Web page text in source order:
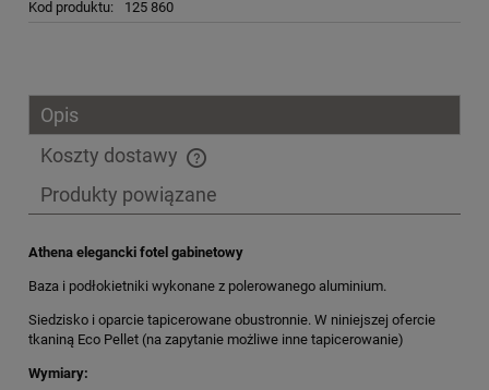
Kod produktu:
125 860
Opis
Koszty dostawy
Cena nie zawiera ewentualnych kosztów płatności
Produkty powiązane
Athena elegancki fotel gabinetowy
Baza i podłokietniki wykonane z polerowanego aluminium.
Siedzisko i oparcie tapicerowane obustronnie. W niniejszej ofercie
tkaniną Eco Pellet (na zapytanie możliwe inne tapicerowanie)
Wymiary: